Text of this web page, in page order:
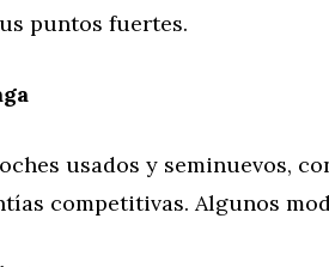
puntos fuertes.
usados y seminuevos,
competitivas. Algunos